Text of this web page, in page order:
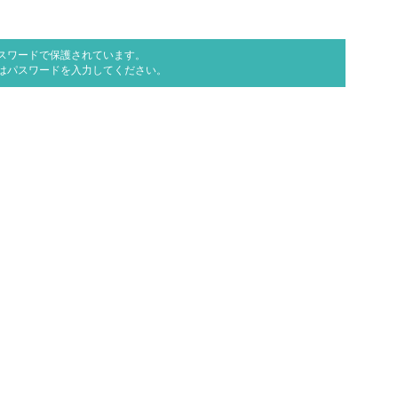
ワードで保護されています。
パスワードを入力してください。